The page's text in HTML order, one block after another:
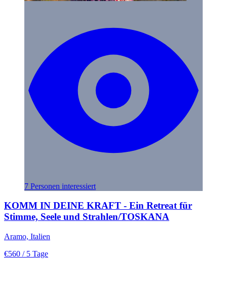
7 Personen interessiert
KOMM IN DEINE KRAFT - Ein Retreat für
Stimme, Seele und Strahlen/TOSKANA
Aramo, Italien
€560 / 5 Tage